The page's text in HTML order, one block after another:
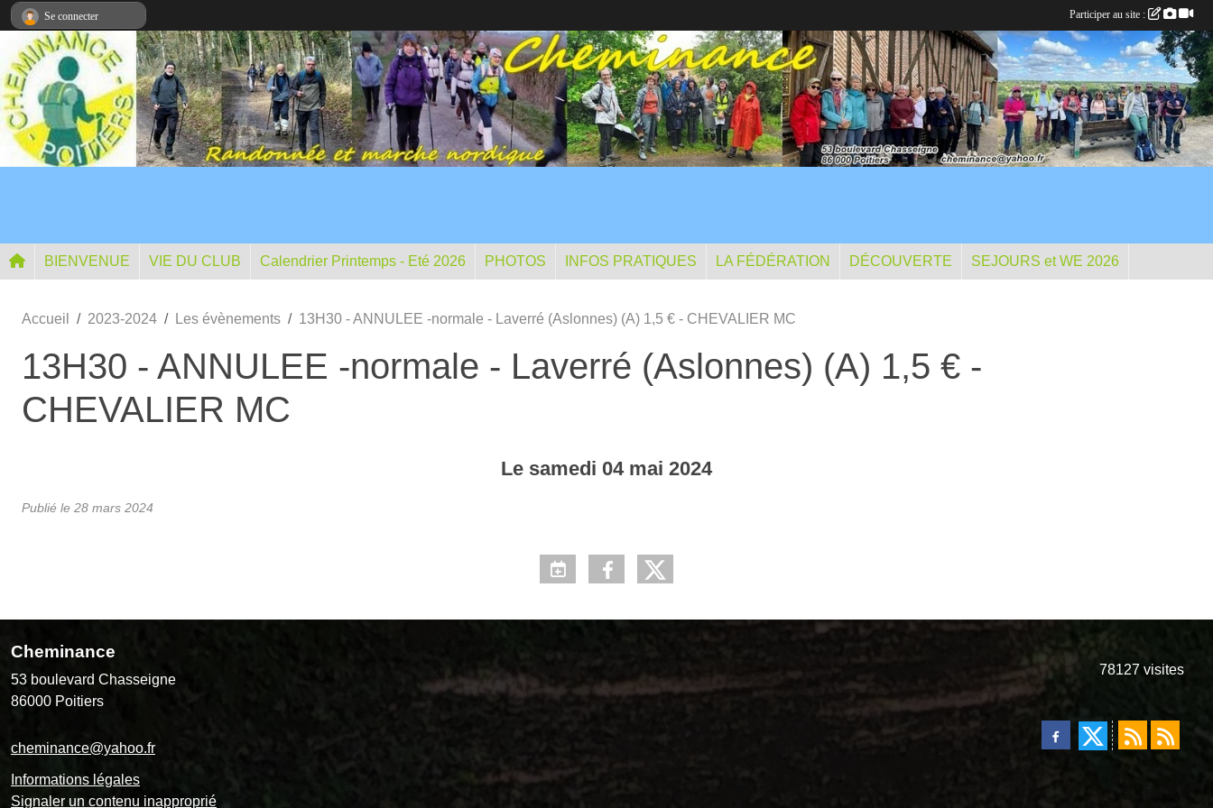
BIENVENUE VIE DU CLUB Calendrier Printemps - Eté 2026 PHOTOS INFOS PRATIQUES LA FÉDÉRATION DÉCOUVERTE SEJOURS et WE 2026
Accueil 2023-2024 Les évènements 13H30 - ANNULEE -normale - Laverré (Aslonnes) (A) 1,5 € - CHEVALIER MC
13H30 - ANNULEE -normale - Laverré (Aslonnes) (A) 1,5 € -
CHEVALIER MC
Le samedi 04 mai 2024
Publié le 28 mars 2024
Cheminance
53 boulevard Chasseigne
86000 Poitiers
cheminance@yahoo.fr
Informations légales
Signaler un contenu inapproprié
78127 visites
Se connecter Participer au site :
Panneau de gestion des cookies